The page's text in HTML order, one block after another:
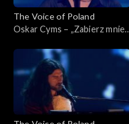
The Voice of Poland
Oskar Cyms – „Zabierz mnie”,
8 listopada 2025